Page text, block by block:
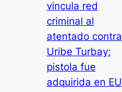
vincula red
criminal al
atentado contra
Uribe Turbay;
pistola fue
adquirida en EU